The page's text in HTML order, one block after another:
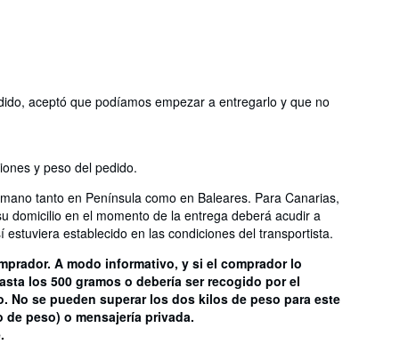
aceptó que podíamos empezar a entregarlo y que no
y peso del pedido.
tanto en Península como en Baleares. Para Canarias,
domicilio en el momento de la entrega deberá acudir a
establecido en las condiciones del transportista.
A modo informativo, y si el comprador lo
los 500 gramos o debería ser recogido por el
se pueden superar los dos kilos de peso para este
peso) o mensajería privada.